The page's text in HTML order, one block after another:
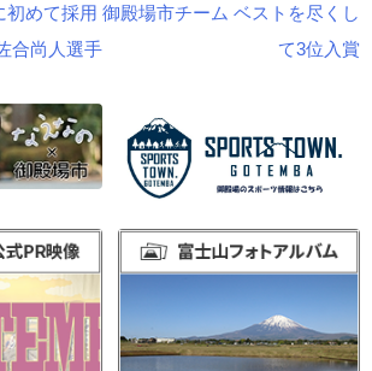
初めて採用
合尚人選手
御殿場市チーム ベストを尽くし
て3位入賞